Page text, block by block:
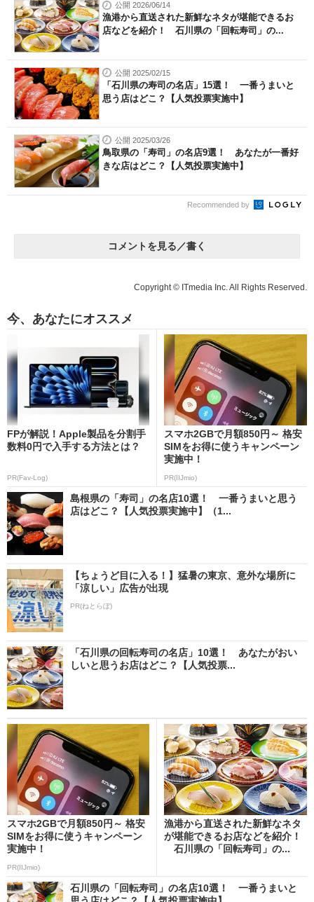
公開 2026/06/14
漁港から直送された新鮮なネタが堪能できるお
店などを紹介！ 石川県の「回転寿司」の...
公開 2025/02/15
「石川県の寿司の名店」15選！ 一番うまいと
思う店はどこ？【人気投票実施中】
公開 2025/03/26
鳥取県の「寿司」の名店9選！ あなたが一番好
きな店はどこ？【人気投票実施中】
Recommended by
コメントを見る／書く
Copyright © ITmedia Inc. All Rights Reserved.
今、あなたにオススメ
FPが解説！Apple製品を分割手
数料0円で入手する方法とは？
PR(Fav-Log)
スマホ2GBで月額850円～ 格安
SIMをお得に使うキャンペーン
実施中！
PR(IIJmio)
島根県の「寿司」の名店10選！ 一番うまいと思う
店はどこ？【人気投票実施中】（1...
【ちょうど目に入る！】猛暑の東京、意外な場所に
「涼しい」広告が出現
PR(ねとらぼ)
「石川県の回転寿司の名店」10選！ あなたがおい
しいと思うお店はどこ？【人気投票...
スマホ2GBで月額850円～ 格安
SIMをお得に使うキャンペーン
実施中！
PR(IIJmio)
漁港から直送された新鮮なネタ
が堪能できるお店などを紹介！
石川県の「回転寿司」の...
石川県の「回転寿司」の名店10選！ 一番うまいと